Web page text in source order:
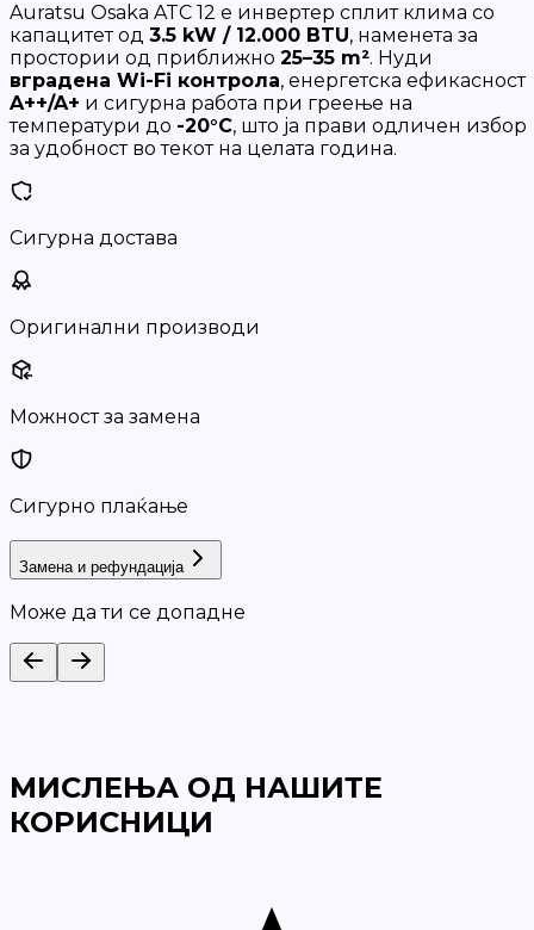
Auratsu Osaka ATC 12 е инвертер сплит клима со
капацитет од 3.5 kW / 12.000 BTU, наменета за
простории од приближно 25–35 m². Нуди
вградена Wi-Fi контрола, енергетска ефикасност
A++/A+ и сигурна работа при греење на
температури до -20°C, што ја прави одличен избор
за удобност во текот на целата година.
Сигурна достава
Оригинални производи
Можност за замена
Сигурно плаќање
Замена и рефундација
Може да ти се допадне
МИСЛЕЊА ОД НАШИТЕ
КОРИСНИЦИ